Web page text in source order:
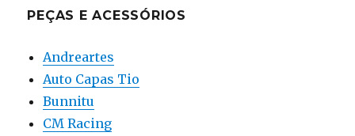
PEÇAS E ACESSÓRIOS
Andreartes
Auto Capas Tio
Bunnitu
CM Racing